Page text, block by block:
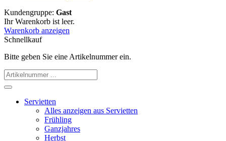
Kundengruppe: Gast
Ihr Warenkorb ist leer.
Warenkorb anzeigen
Schnellkauf
Bitte geben Sie eine Artikelnummer ein.
Servietten
Alles anzeigen aus Servietten
Frühling
Ganzjahres
Herbst